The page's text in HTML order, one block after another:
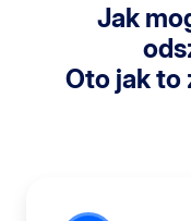
Jak
Oto jak to